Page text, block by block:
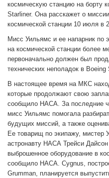
космическую станцию на борту
Starliner. Она расскажет о
космической станции 10 июля в
Мисс Уильямс и ее напарник по
на космической станции более
первоначально должен был
технических неполадок в Boeing
В настоящее время на МКС
которые продолжают свою
сообщило НАСА. За последние
мисс Уильямс помогала
будущих миссий, а также
Ее товарищ по экипажу, мистер
астронавту НАСА Трейси
выброшенное оборудование в
сообщило НАСА. Cygnus,
Grumman, планируется